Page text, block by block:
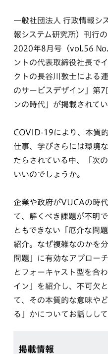
一般社団法人 行政情報シ
報システム研究所）刊行
2020年8月号（vol.56
ントの代表取締役社長で
クトの長谷川敦士による
のサービスデザイン」第
ンの時代」が掲載されてい
COVID-19により、本質
仕事、学びさらには環境
たらされている中、「次
いいのでしょうか。
企業や政府がVUCAの時
て、解くべき課題が不明
ともできない「厄介な問
紹介。なぜ複雑なのかを
問題」に有効なアプロー
とフォーキャスト型を合
イン」を紹介し、不可欠
て、その本質的な意味や
る」かについてお話しして
掲載情報